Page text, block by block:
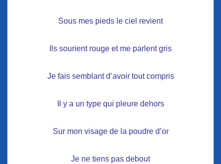
Sous mes pieds le ciel revient
Ils sourient rouge et me parlent gris
Je fais semblant d’avoir tout compris
Il y a un type qui pleure dehors
Sur mon visage de la poudre d’or
Je ne tiens pas debout